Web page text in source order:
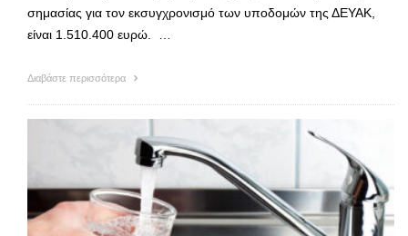
σημασίας για τον εκσυγχρονισμό των υποδομών της ΔΕΥΑΚ,
είναι 1.510.400 ευρώ. …
Διαβάστε περισσότερα